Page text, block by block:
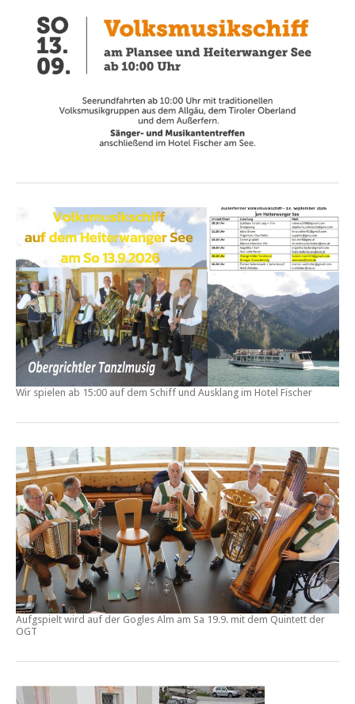
Wir spielen ab 15:00 auf dem Schiff und Ausklang im Hotel Fischer
Aufgspielt wird auf der Gogles Alm am Sa 19.9. mit dem Quintett der
OGT